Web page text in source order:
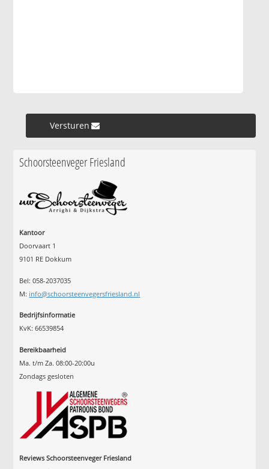
Versturen »
Schoorsteenveger Friesland
Kantoor
Doorvaart 1
9101 RE Dokkum
Bel: 058-2037035
M: info@schoorsteenvegersfriesland.nl
Bedrijfsinformatie
KvK: 66539854
Bereikbaarheid
Ma. t/m Za. 08:00-20:00u
Zondags gesloten
Reviews Schoorsteenveger Friesland